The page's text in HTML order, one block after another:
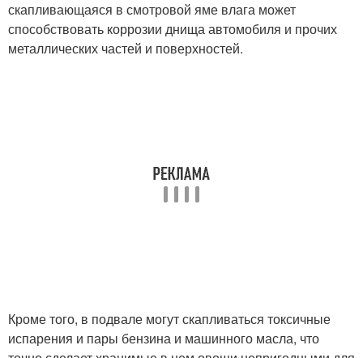
скапливающаяся в смотровой яме влага может
способствовать коррозии днища автомобиля и прочих
металлических частей и поверхностей.
Кроме того, в подвале могут скапливаться токсичные
испарения и пары бензина и машинного масла, что